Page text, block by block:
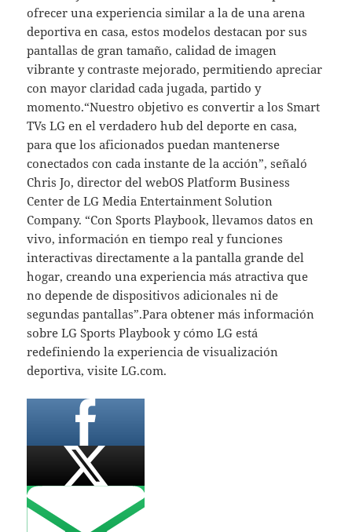
ofrecer una experiencia similar a la de una arena
deportiva en casa, estos modelos destacan por sus
pantallas de gran tamaño, calidad de imagen
vibrante y contraste mejorado, permitiendo apreciar
con mayor claridad cada jugada, partido y
momento.“Nuestro objetivo es convertir a los Smart
TVs LG en el verdadero hub del deporte en casa,
para que los aficionados puedan mantenerse
conectados con cada instante de la acción”, señaló
Chris Jo, director del webOS Platform Business
Center de LG Media Entertainment Solution
Company. “Con Sports Playbook, llevamos datos en
vivo, información en tiempo real y funciones
interactivas directamente a la pantalla grande del
hogar, creando una experiencia más atractiva que
no depende de dispositivos adicionales ni de
segundas pantallas”.Para obtener más información
sobre LG Sports Playbook y cómo LG está
redefiniendo la experiencia de visualización
deportiva, visite LG.com.